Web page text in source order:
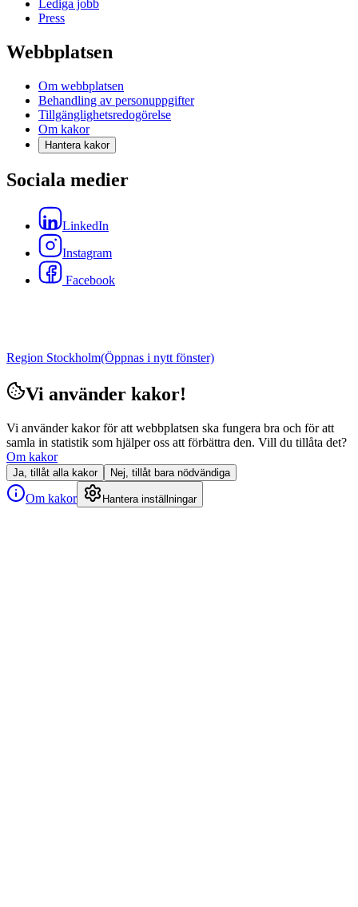
Lediga jobb
Press
Webbplatsen
Om webbplatsen
Behandling av personuppgifter
Tillgänglighetsredogörelse
Om kakor
Hantera kakor
Sociala medier
LinkedIn
Instagram
Facebook
Region Stockholm(Öppnas i nytt fönster)
Vi använder kakor!
Vi använder kakor för att webbplatsen ska fungera bra och för att
samla in statistik som hjälper oss att förbättra den. Vill du tillåta det?
Om kakor
Ja, tillåt alla kakor Nej, tillåt bara nödvändiga
Om kakor Hantera inställningar